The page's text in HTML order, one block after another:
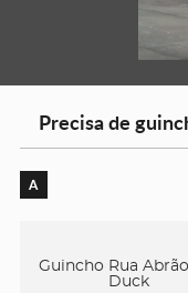
Precisa de
A
Guincho Rua
Duck